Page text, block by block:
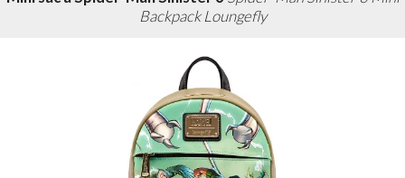
Backpack Loungefly